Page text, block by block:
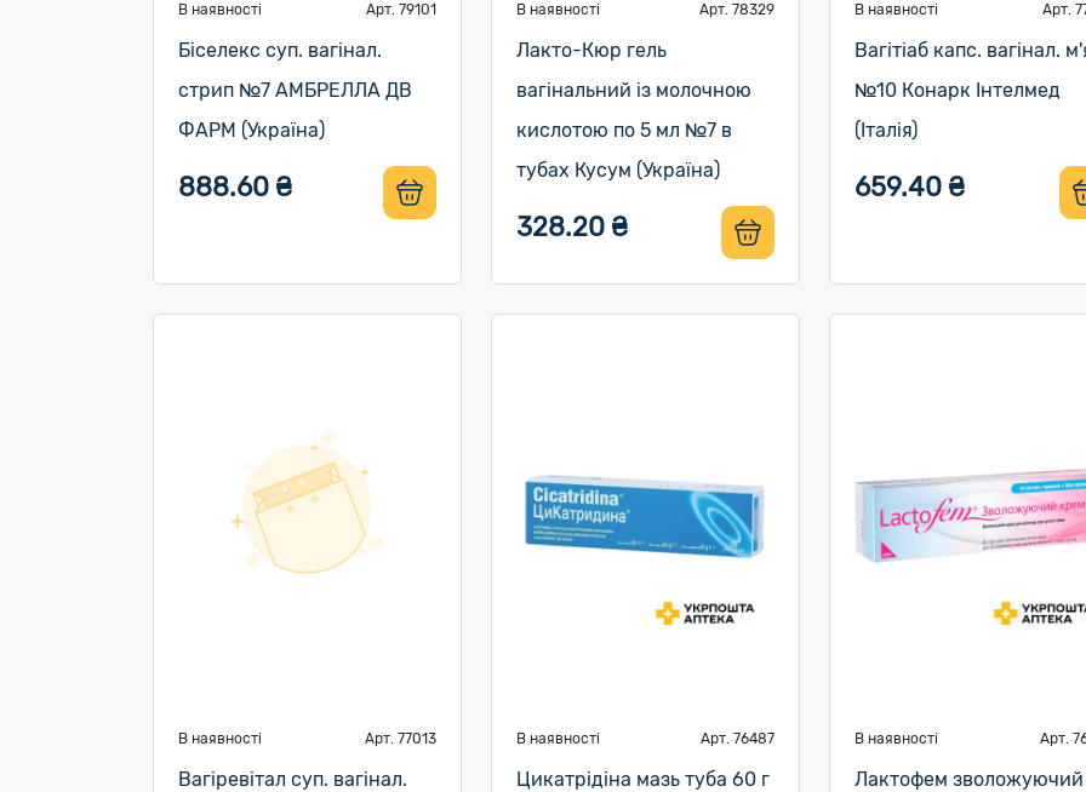
В наявності Арт. 79101
Біселекс суп. вагінал.
стрип №7 АМБРЕЛЛА ДВ
ФАРМ (Україна)
888.60 ₴
В наявності Арт. 78329
Лакто-Кюр гель
вагінальний із молочною
кислотою по 5 мл №7 в
тубах Кусум (Україна)
328.20 ₴
В наявності Арт.
Вагітіаб капс. вагінал.
№10 Конарк Інтелмед
(Італія)
659.40 ₴
В наявності Арт. 77013
Вагіревітал суп. вагінал.
В наявності Арт. 76487
Цикатрідіна мазь туба 60 г
В наявності Арт.
Лактофем зволожуючий